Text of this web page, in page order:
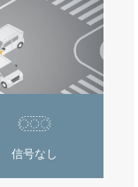
信号なし